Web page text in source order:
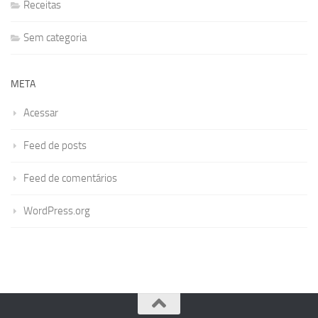
Receitas
Sem categoria
META
Acessar
Feed de posts
Feed de comentários
WordPress.org